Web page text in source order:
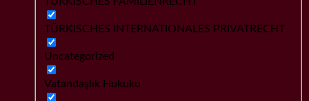
TÜRKISCHES INTERNATIONALES PRIVATRECHT
Uncategorized
Vatandaşlık Hukuku